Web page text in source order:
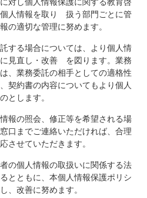
人情報を取り 扱う部門ごとに管
の適切な管理に努めます。
する場合については、より個人情
見直し・改善 を図ります。業務
、業務委託の相手としての適格性
契約書の内容についてもより個人
とします。
報の照会、修正等を希望される場
口までご連絡いただければ、合理
させていただきます。
の個人情報の取扱いに関係する法
とともに、本個人情報保護ポリシ
、改善に努めます。